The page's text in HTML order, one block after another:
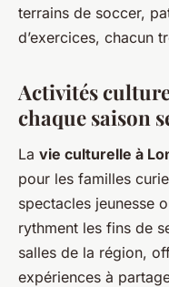
terrains de soccer,
d’exercices, chacun
Activités
chaque saison
La vie culturelle à
pour les familles
spectacles jeunesse
rythment les fins de
salles de la région,
expériences à